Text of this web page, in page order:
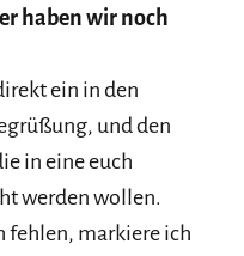
haben wir noch
ein in den
und den
in eine euch
werden wollen.
markiere ich